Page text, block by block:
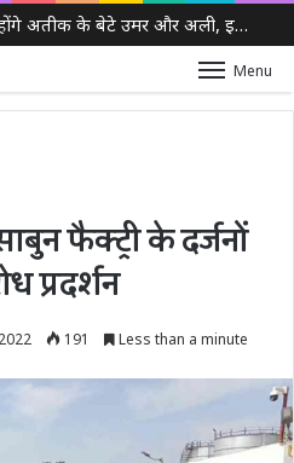
अबान के जनाजे में शामिल होंगे अतीक के बेटे उमर और अली, इलाहाबाद हाईकोर्ट ने दी पैरोल
Menu
फैक्ट्री के दर्जनों
प्रदर्शन
191 Less than a minute